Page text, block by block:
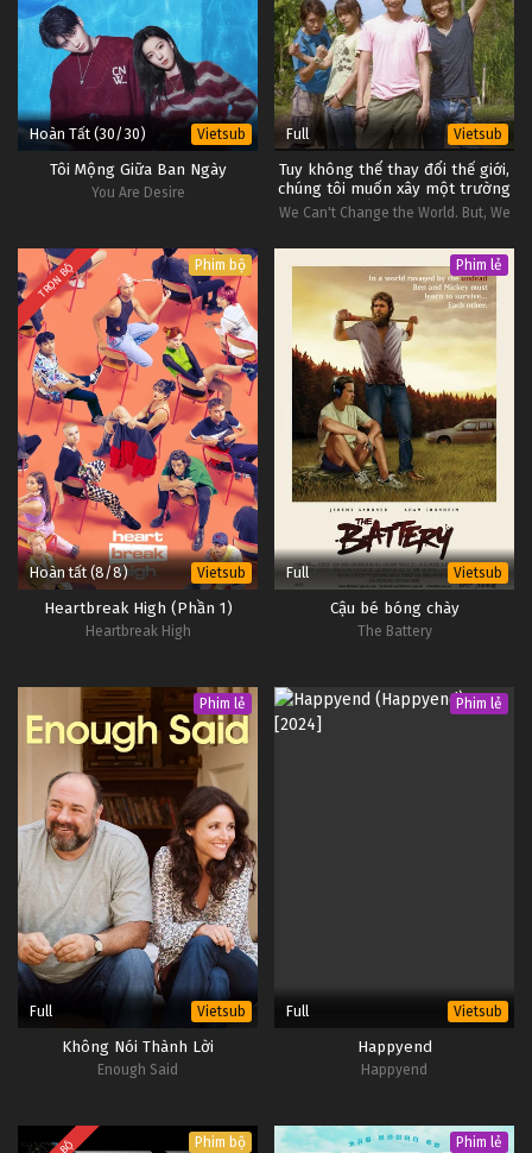
9
Thiên Địa Truyền Thuyết Bảo Liên
Đăng Tập 9
Lồng
Tiếng
#1
8
Thiên Địa Truyền Thuyết Bảo Liên
Đăng Tập 8
Lồng
Tiếng
Thiên Địa Truyền Thuyết Bảo Liên
Lồng
Tiếng
#1
6
Thiên Địa Truyền Thuyết Bảo Liên
Đăng Tập 6
Lồng
Tiếng
#1
Hoàn Tất (30/30) Vietsub
Tôi Mộng Giữa Ban Ngày
You Are Desire
Full Vietsub
Tuy không thể thay đổi thế giới,
chúng tôi muốn xây một trường
học ở Campuchia
We Can't Change the World. But, We
TRỌN BỘ Phim bộ
Hoàn tất (8/8) Vietsub
Heartbreak High (Phần 1)
Heartbreak High
Phim lẻ
Full Vietsub
Cậu bé bóng chày
The Battery
Phim lẻ
Full Vietsub
Không Nói Thành Lời
Enough Said
Phim lẻ
Full Vietsub
Happyend
Happyend
Phim bộ Phim lẻ